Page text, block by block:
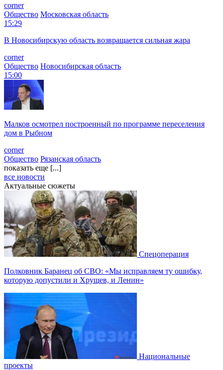
corner
Общество Московская область
15:29
В Новосибирскую область возвращается сильная жара
corner
Общество Новосибирская область
15:00
Малков осмотрел построенный по программе переселения
дом в Рыбном
corner
Общество Рязанская область
показать еще [...]
все новости
Актуальные сюжеты
Спецоперация
Полковник Баранец об СВО: «Мы исправляем ту ошибку,
которую допустили и Хрущев, и Ленин»
Национальные
проекты